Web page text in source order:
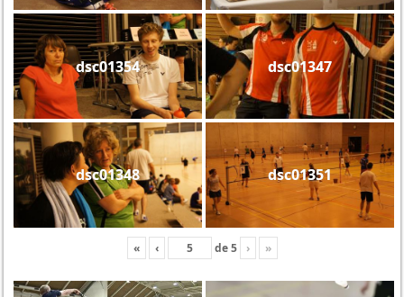
dsc01354 dsc01347
dsc01348 dsc01351
« ‹ de5 › »